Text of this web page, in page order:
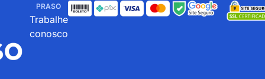
PRASO
Trabalhe
conosco